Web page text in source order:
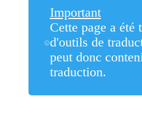
Important
Cette page a été
d'outils de
peut donc
traduction.